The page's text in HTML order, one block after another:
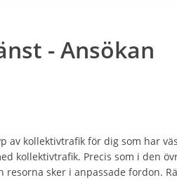
- Ansökan
av kollektivtrafik för dig som har
kollektivtrafik. Precis som i den
resorna sker i anpassade fordon.